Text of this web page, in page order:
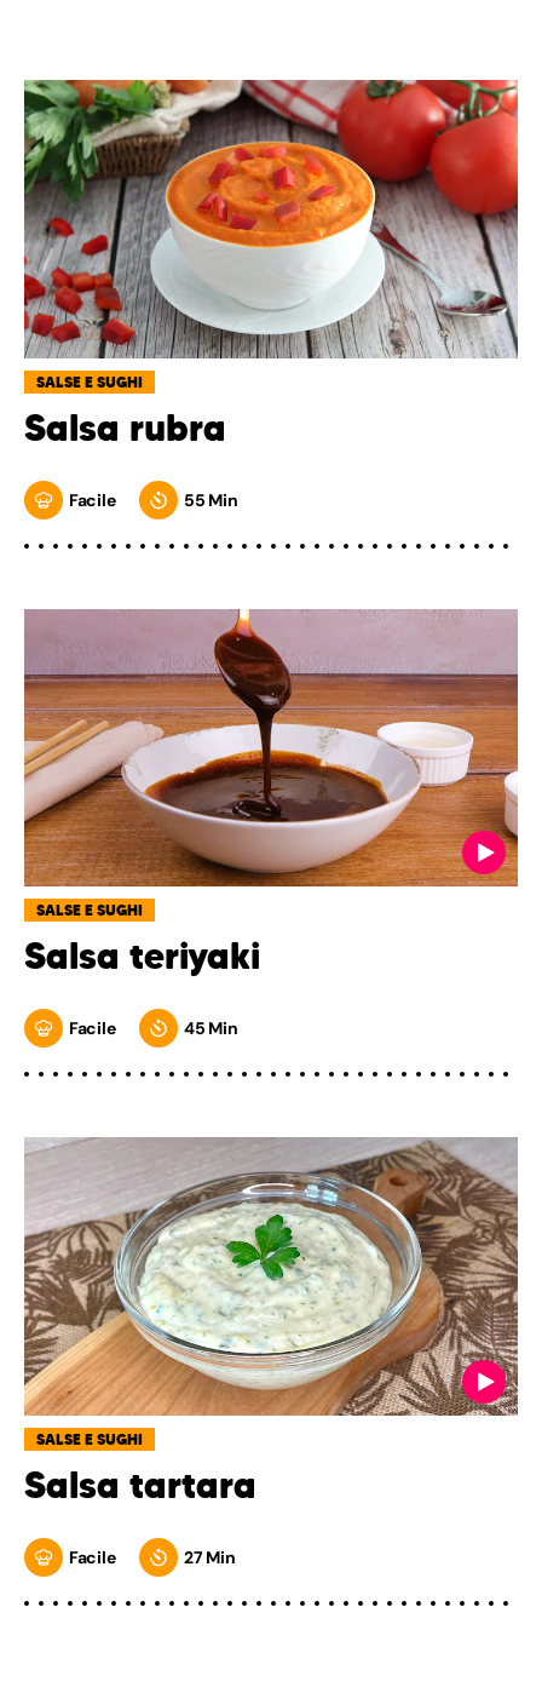
SALSE E SUGHI
Salsa rubra
Facile 55 Min
SALSE E SUGHI
Salsa teriyaki
Facile 45 Min
SALSE E SUGHI
Salsa tartara
Facile 27 Min